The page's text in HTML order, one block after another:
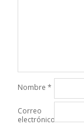
Nombre *
Correo
electrónico